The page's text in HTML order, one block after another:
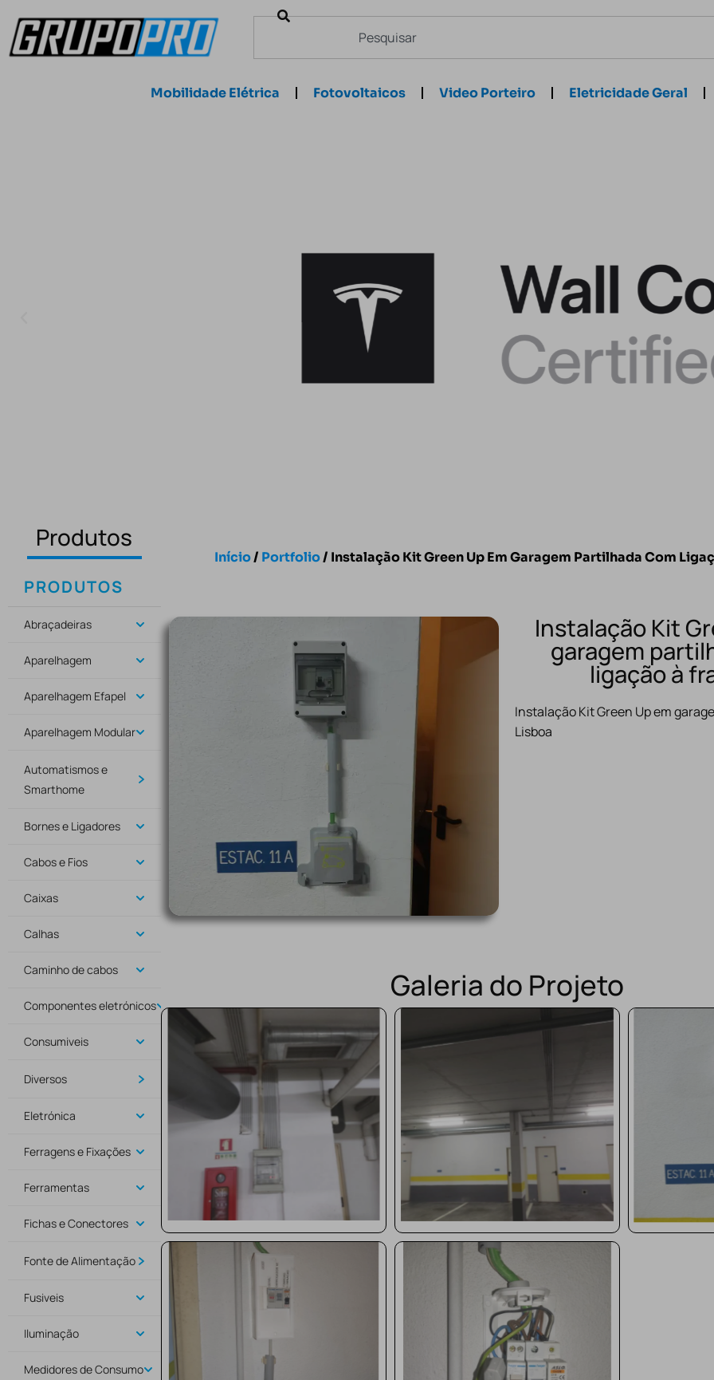
Mobilidade Elétrica Fotovoltaicos Video Porteiro Eletricidade Geral
Produtos
PRODUTOS
Abraçadeiras
Aparelhagem
Aparelhagem Efapel
Aparelhagem Modular
Automatismos e
Smarthome
Bornes e Ligadores
Cabos e Fios
Caixas
Calhas
Caminho de cabos
Componentes eletrónicos
Consumiveis
Diversos
Eletrónica
Ferragens e Fixações
Ferramentas
Fichas e Conectores
Fonte de Alimentação
Fusiveis
Iluminação
Medidores de Consumo
Início/ Portfolio/ Instalação Kit Green Up Em Garagem Partilhada Com
Instalação Kit
garagem
ligação à
Instalação Kit Green Up em
Lisboa
Galeria do Projeto